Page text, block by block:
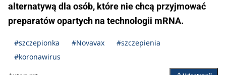
alternatywą dla osób, które nie chcą przyjmować
preparatów opartych na technologii mRNA.
#szczepionka #Novavax
#szczepienia
#koronawirus